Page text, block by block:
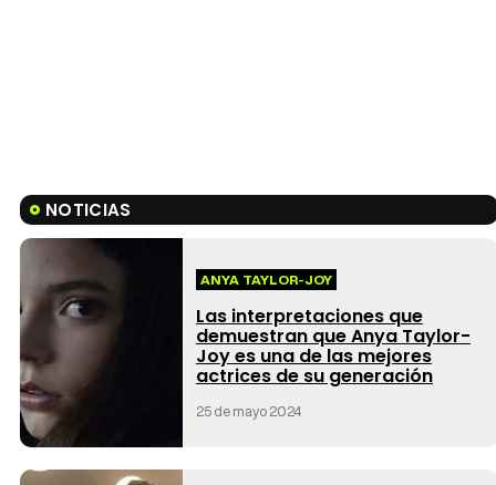
NOTICIAS
ANYA TAYLOR-JOY
Las interpretaciones que
demuestran que Anya Taylor-
Joy es una de las mejores
actrices de su generación
25 de mayo 2024